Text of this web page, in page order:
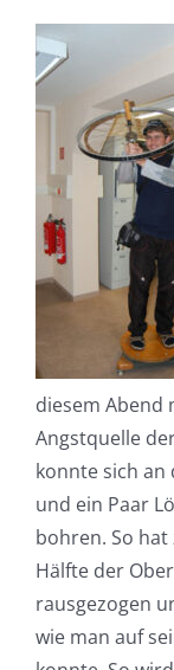
diesem Abend
Angstquelle
konnte sich an
und ein Paar
bohren. So hat
Hälfte der
rausgezogen
wie man auf